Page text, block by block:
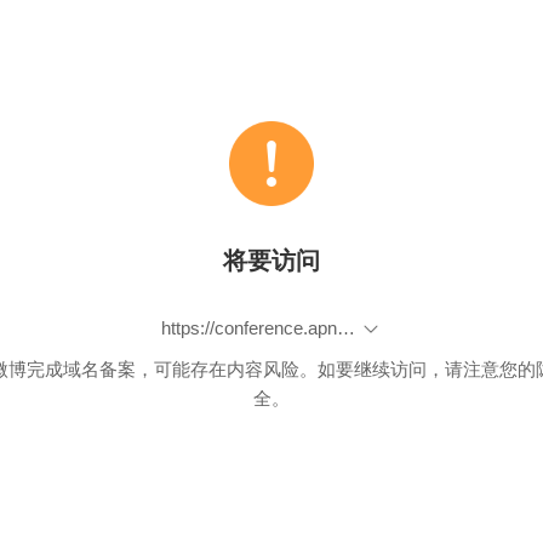
将要访问
https://conference.apnic.net/60/program/program/index.html#/day/7/69/
博完成域名备案，可能存在内容风险。如要继续访问，请注意您的
全。